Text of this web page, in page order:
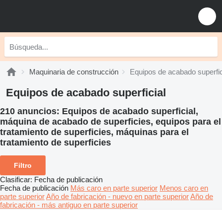
Maquinaria de construcción Equipos de acabado
Equipos de acabado superficial
210 anuncios: Equipos de acabado superficial,
máquina de acabado de superficies, equipos para el
tratamiento de superficies, máquinas para el
tratamiento de superficies
Filtro
Clasificar: Fecha de publicación
Fecha de publicación Más caro en parte superior Menos caro en
parte superiorAño de fabricación - nuevo en parte superiorAño de
fabricación - más antiguo en parte superior